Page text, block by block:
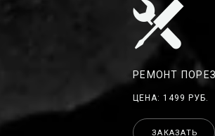
РЕМОНТ
ЦЕНА: 1499 РУБ.
ЗАКАЗАТЬ